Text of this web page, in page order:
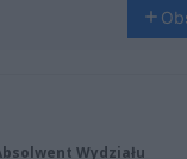
Wydziału